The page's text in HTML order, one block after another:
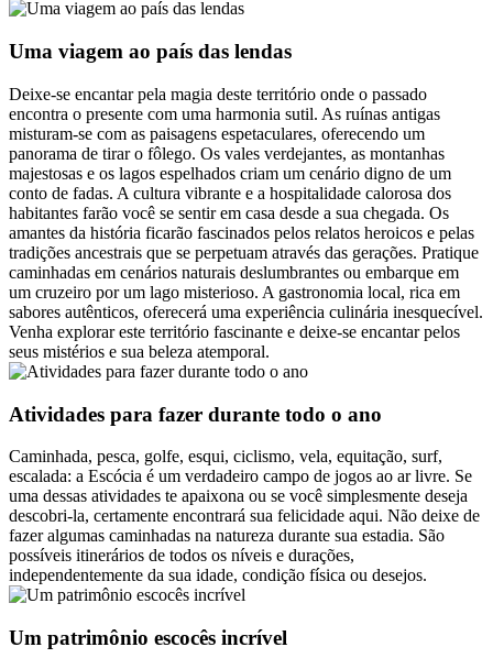
Uma viagem ao país das lendas
Deixe-se encantar pela magia deste território onde o passado
encontra o presente com uma harmonia sutil. As ruínas antigas
misturam-se com as paisagens espetaculares, oferecendo um
panorama de tirar o fôlego. Os vales verdejantes, as montanhas
majestosas e os lagos espelhados criam um cenário digno de um
conto de fadas. A cultura vibrante e a hospitalidade calorosa dos
habitantes farão você se sentir em casa desde a sua chegada. Os
amantes da história ficarão fascinados pelos relatos heroicos e pelas
tradições ancestrais que se perpetuam através das gerações. Pratique
caminhadas em cenários naturais deslumbrantes ou embarque em
um cruzeiro por um lago misterioso. A gastronomia local, rica em
sabores autênticos, oferecerá uma experiência culinária inesquecível.
Venha explorar este território fascinante e deixe-se encantar pelos
seus mistérios e sua beleza atemporal.
Atividades para fazer durante todo o ano
Caminhada, pesca, golfe, esqui, ciclismo, vela, equitação, surf,
escalada: a Escócia é um verdadeiro campo de jogos ao ar livre. Se
uma dessas atividades te apaixona ou se você simplesmente deseja
descobri-la, certamente encontrará sua felicidade aqui. Não deixe de
fazer algumas caminhadas na natureza durante sua estadia. São
possíveis itinerários de todos os níveis e durações,
independentemente da sua idade, condição física ou desejos.
Um patrimônio escocês incrível